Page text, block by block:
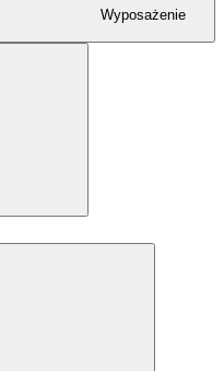
Wyposażenie